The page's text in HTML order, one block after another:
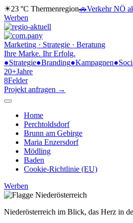
☀23 °C Thermenregion🚗Verkehr NÖ
Werben
Marketing · Strategie · Beratung
Ihre Marke. Ihr Erfolg.
●Strategie●Branding●Kampagnen●
20+Jahre
8Felder
Projekt anfragen →
Home
Perchtoldsdorf
Brunn am Gebirge
Maria Enzersdorf
Mödling
Baden
Cookie-Richtlinie (EU)
Werben
Niederösterreich im Blick, das Herz in